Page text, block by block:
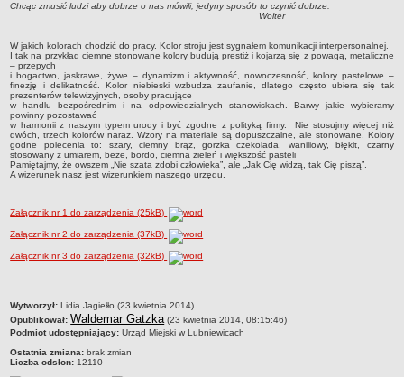
MPZP.5_XXI.151.2012
MPZP.6_XVIII.198.2013
MPZP.7_XXVIII.199.2013
MPZP.8_XXIX.208.2013
MPZP.9_XI.78.2015
MPZP.10_XI.79.2015
MPZP.12_XLI.257.2022
MPZP.13_XLI/258/2022
MPZP.14_XLII/267/2023
MPZP_obszar położony w południowo-zachodniej części m.
Lubniewice
MPZP_część obrębu Glisno
Chcąc zmusić ludzi aby dobrze o nas mówili, jedyny sposób to czynić dobrze.
Wolter
W jakich kolorach chodzić do pracy. Kolor stroju jest sygnałem komunikacji interpersonalnej.
I tak na przykład ciemne stonowane kolory budują prestiż i kojarzą się z powagą, metaliczne
– przepych
i bogactwo, jaskrawe, żywe – dynamizm i aktywność, nowoczesność, kolory pastelowe –
finezję i delikatność. Kolor niebieski wzbudza zaufanie, dlatego często ubiera się tak
prezenterów telewizyjnych, osoby pracujące
w handlu bezpośrednim i na odpowiedzialnych stanowiskach. Barwy jakie wybieramy
powinny pozostawać
w harmonii z naszym typem urody i być zgodne z polityką firmy. Nie stosujmy więcej niż
dwóch, trzech kolorów naraz. Wzory na materiale są dopuszczalne, ale stonowane. Kolory
godne polecenia to: szary, ciemny brąz, gorzka czekolada, waniliowy, błękit, czarny
stosowany z umiarem, beże, bordo, ciemna zieleń i większość pasteli
Pamiętajmy, że owszem „Nie szata zdobi człowieka”, ale „Jak Cię widzą, tak Cię piszą”.
A wizerunek nasz jest wizerunkiem naszego urzędu.
Załącznik nr 1 do zarządzenia (25kB)
Załącznik nr 2 do zarządzenia (37kB)
Załącznik nr 3 do zarządzenia (32kB)
metryczka
Wytworzył: Lidia Jagiełło (23 kwietnia 2014)
Opublikował: Waldemar Gatzka(23 kwietnia 2014, 08:15:46)
Podmiot udostępniający: Urząd Miejski w Lubniewicach
Ostatnia zmiana: brak zmian
Liczba odsłon: 12110